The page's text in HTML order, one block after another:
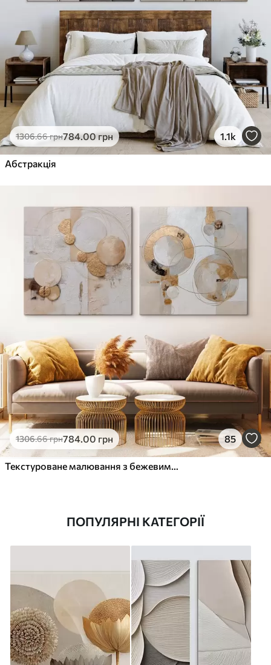
1306.66грн784.00грн 1.1k
Абстракція
1306.66грн784.00 грн 85
Текстуроване малювання з бежевими та білими формами
ПОПУЛЯРНІ КАТЕГОРІЇ